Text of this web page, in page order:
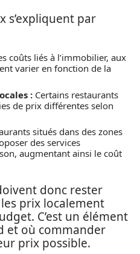
s’expliquent par
coûts liés à l’immobilier, aux
varier en fonction de la
: Certains restaurants
de prix différentes selon
situés dans des zones
des services
augmentant ainsi le coût
donc rester
prix localement
C’est un élément
et où commander
prix possible.